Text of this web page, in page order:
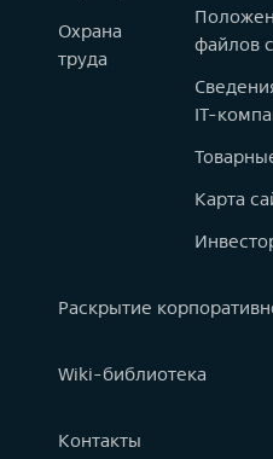
Охрана
труда
файлов
IT-
Карта
Раскрытие
Wiki-библиотека
Контакты